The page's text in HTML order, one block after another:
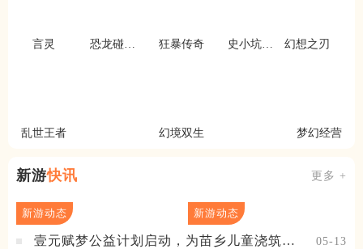
言灵
恐龙碰碰
狂暴传奇
史小坑的
幻想之刃
乱世王者 幻境双生 梦幻经营
新游快讯 更多 +
新游动态 新游动态
壹元赋梦公益计划启动，为苗乡儿童浇筑梦
05-13